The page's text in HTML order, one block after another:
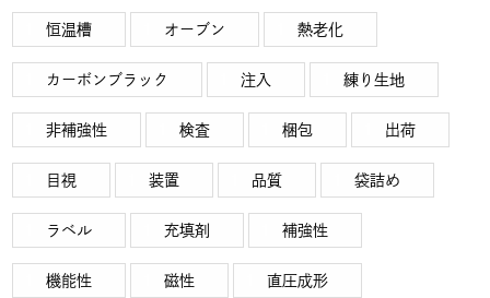
恒温槽 オーブン 熱老化
カーボンブラック 注入 練り生地
非補強性 検査 梱包 出荷
目視 装置 品質 袋詰め
ラベル 充填剤 補強性
機能性 磁性 直圧成形